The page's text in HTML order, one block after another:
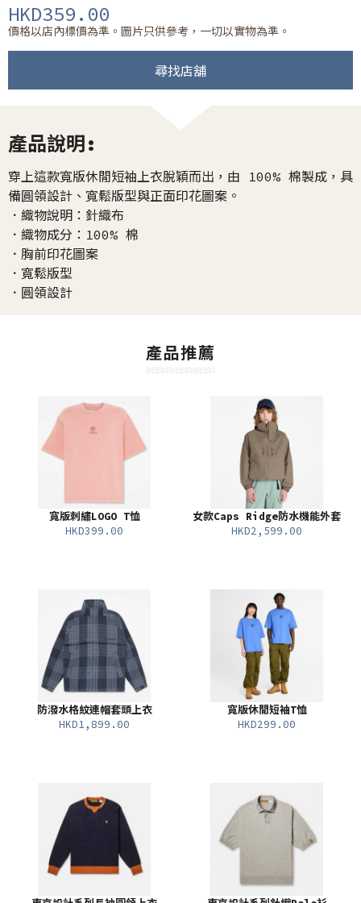
HKD359.00
價格以店內標價為準。圖片只供參考，一切以實物為準。
尋找店舖
產品說明:
穿上這款寬版休閒短袖上衣脫穎而出，由 100% 棉製成，具
備圓領設計、寬鬆版型與正面印花圖案。
．織物說明：針織布
．織物成分：100% 棉
．胸前印花圖案
．寬鬆版型
．圓領設計
產品推薦
寬版刺繡LOGO T恤
HKD399.00
女款Caps Ridge防水機能外套
HKD2,599.00
防潑水格紋連帽套頭上衣
HKD1,899.00
寬版休閒短袖T恤
HKD299.00